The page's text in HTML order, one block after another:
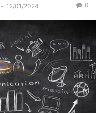
- 12/01/2024 0